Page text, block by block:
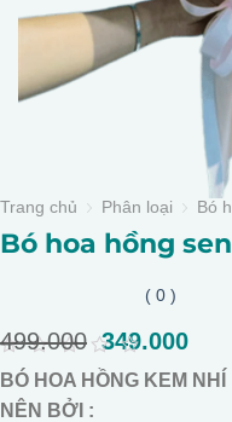
Trang chủ Phân loại Bó
Bó hoa hồng
0
out
of
( 0 )
499.000 Giá
gốc
là:
349.000
hiện
tại
BÓ HOA HỒNG KEM
NÊN BỞI :